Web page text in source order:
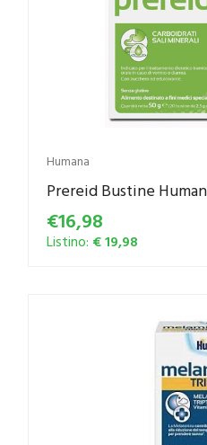
Humana
Prereid Bustine
€16,98
Listino: € 19,98